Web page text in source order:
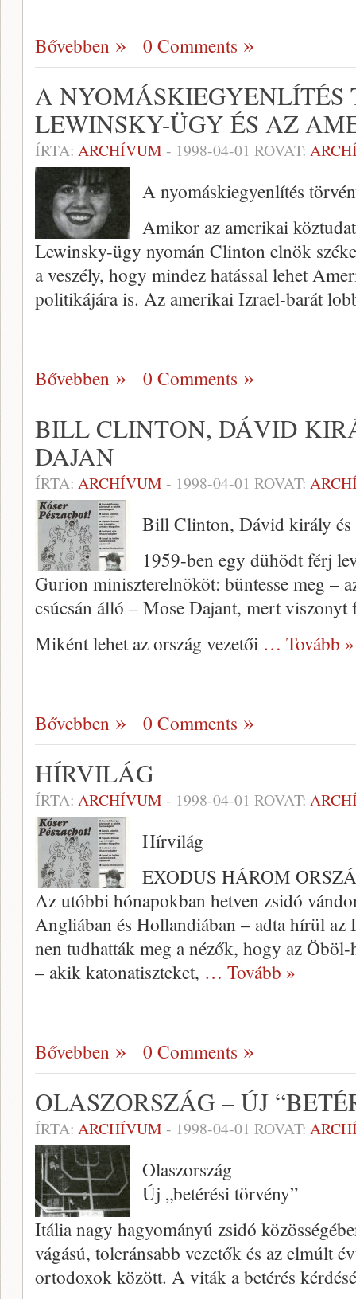
Bővebben 0 Comments
A NYOMÁSKIEGYENLÍTÉS
LEWINSKY-ÜGY ÉS AZ
ÍRTA: ARCHÍVUM - 1998-04-01 ROVAT:
A nyomáskiegyenlítés
Amikor az amerikai
Lewinsky-ügy nyo­mán Clinton elnök
a veszély, hogy mindez hatással lehet
politikájára is. Az amerikai Izrael-barát
Bővebben 0 Comments
BILL CLINTON, DÁVID
DAJAN
ÍRTA: ARCHÍVUM - 1998-04-01 ROVAT:
Bill Clinton, Dávid király és
1959-ben egy dühödt férj
Gurion miniszterelnököt: büntesse meg –
csúcsán álló – Mose Dajant, mert viszonyt
Miként lehet az ország vezetői … Tovább »
Bővebben 0 Comments
HÍRVILÁG
ÍRTA: ARCHÍVUM - 1998-04-01 ROVAT:
Hírvilág
EXODUS HÁROM
Az utóbbi hónapokban hetven zsidó
Angliában és Hollandiában – adta hí­rül
nen tudhatták meg a nézők, hogy az
– akik katonatiszteket, … Tovább »
Bővebben 0 Comments
OLASZORSZÁG – ÚJ
ÍRTA: ARCHÍVUM - 1998-04-01 ROVAT:
Olaszország
Új „betérési törvény”
Itália nagy hagyományú zsidó
vágású, toleránsabb vezetők és az el­múlt
ortodoxok között. A viták a betérés